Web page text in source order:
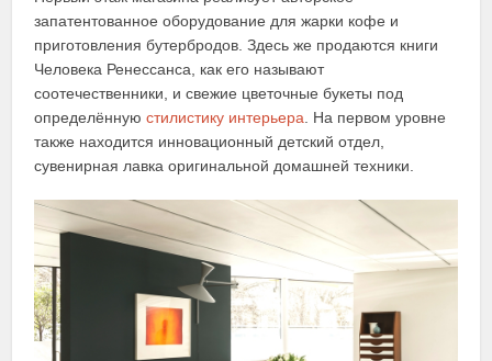
запатентованное оборудование для жарки кофе и
приготовления бутербродов. Здесь же продаются книги
Человека Ренессанса, как его называют
соотечественники, и свежие цветочные букеты под
определённуюстилистику интерьера . На первом уровне
также находится инновационный детский отдел,
сувенирная лавка оригинальной домашней техники.